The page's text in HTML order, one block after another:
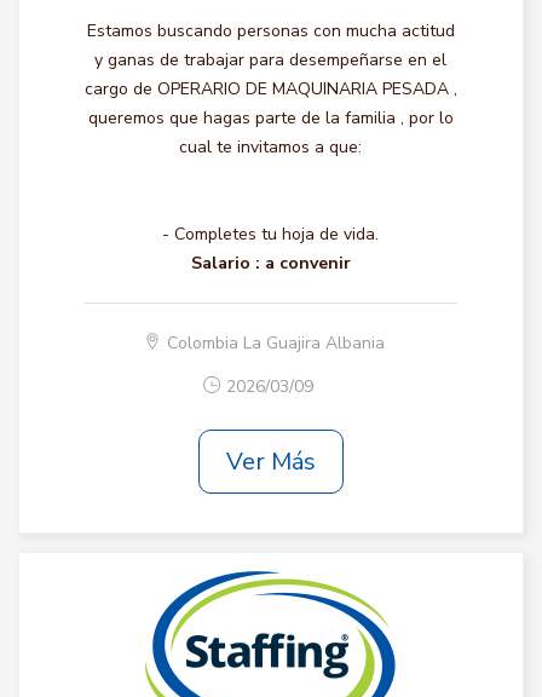
Estamos buscando personas con mucha actitud
y ganas de trabajar para desempeñarse en el
cargo de OPERARIO DE MAQUINARIA PESADA ,
queremos que hagas parte de la familia , por lo
cual te invitamos a que:
- Completes tu hoja de vida.
Salario : a convenir
Colombia La Guajira Albania
2026/03/09
Ver Más